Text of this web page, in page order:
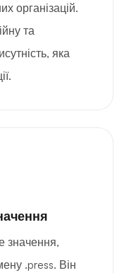
організацій.
та
яка
значення,
.press. Він